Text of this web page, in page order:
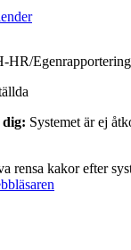
HR/Egenrapportering
Systemet är ej
rensa kakor efter